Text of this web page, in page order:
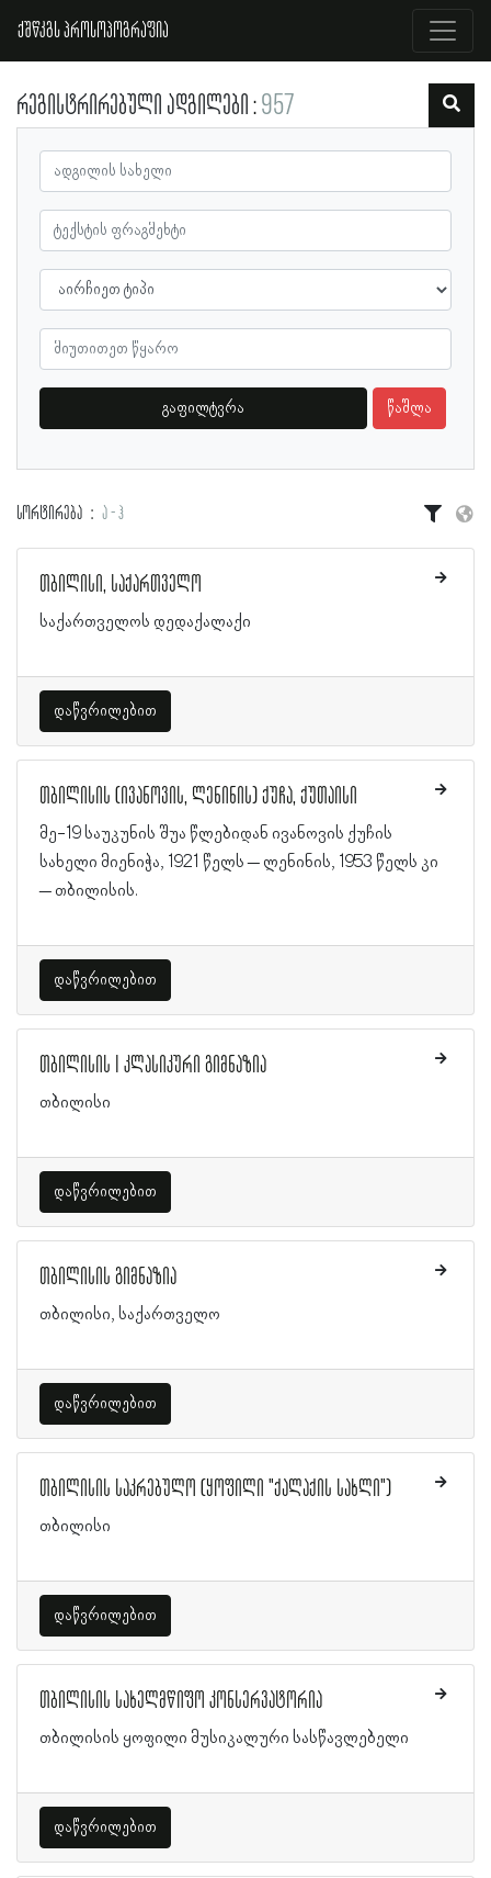
ქშწკგს პროსოპოგრაფია
რეგისტრირებული ადგილები 957
გაფილტვრა წაშლა
სორტირება ა - ჰ
თბილისი, საქართველო
საქართველოს დედაქალაქი
დაწვრილებით
თბილისის (ივანოვის, ლენინის) ქუჩა, ქუთაისი
მე-19 საუკუნის შუა წლებიდან ივანოვის ქუჩის
სახელი მიენიჭა, 1921 წელს – ლენინის, 1953 წელს კი
– თბილისის.
დაწვრილებით
თბილისის I კლასიკური გიმნაზია
თბილისი
დაწვრილებით
თბილისის გიმნაზია
თბილისი, საქართველო
დაწვრილებით
თბილისის საკრებულო (ყოფილი "ქალაქის სახლი")
თბილისი
დაწვრილებით
თბილისის სახელმწიფო კონსერვატორია
თბილისის ყოფილი მუსიკალური სასწავლებელი
დაწვრილებით